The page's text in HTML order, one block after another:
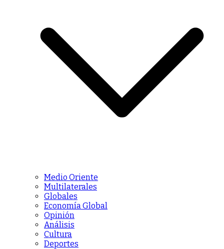
Medio Oriente
Multilaterales
Globales
Economía Global
Opinión
Análisis
Cultura
Deportes